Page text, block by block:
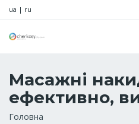
ua | ru
Масажні
ефективно,
Рядок
Головна